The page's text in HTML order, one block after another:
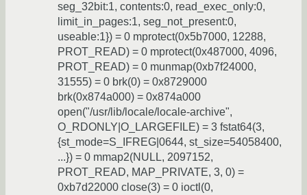
seg_32bit:1, contents:0, read_exec_only:0,
limit_in_pages:1, seg_not_present:0,
useable:1}) = 0 mprotect(0x5b7000, 12288,
PROT_READ) = 0 mprotect(0x487000, 4096,
PROT_READ) = 0 munmap(0xb7f24000,
31555) = 0 brk(0) = 0x8729000
brk(0x874a000) = 0x874a000
open("/usr/lib/locale/locale-archive",
O_RDONLY|O_LARGEFILE) = 3 fstat64(3,
{st_mode=S_IFREG|0644, st_size=54058400,
...}) = 0 mmap2(NULL, 2097152,
PROT_READ, MAP_PRIVATE, 3, 0) =
0xb7d22000 close(3) = 0 ioctl(0,